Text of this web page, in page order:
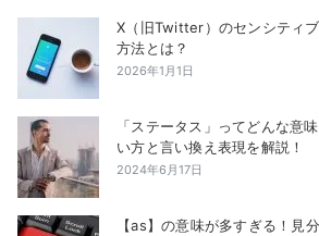
X（旧Twitter）のセンシティ
方法とは？
2026年1月1日
「ステータス」ってどんな意
い方と言い換え表現を解説！
2024年6月17日
【as】の意味が多すぎる！見